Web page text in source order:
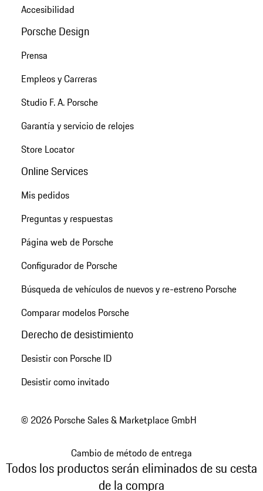
Accesibilidad
Porsche Design
Prensa
Empleos y Carreras
Studio F. A. Porsche
Garantía y servicio de relojes
Store Locator
Online Services
Mis pedidos
Preguntas y respuestas
Página web de Porsche
Configurador de Porsche
Búsqueda de vehículos de nuevos y re-estreno Porsche
Comparar modelos Porsche
Derecho de desistimiento
Desistir con Porsche ID
Desistir como invitado
© 2026 Porsche Sales & Marketplace GmbH
Cambio de método de entrega
Todos los productos serán eliminados de su cesta
de la compra